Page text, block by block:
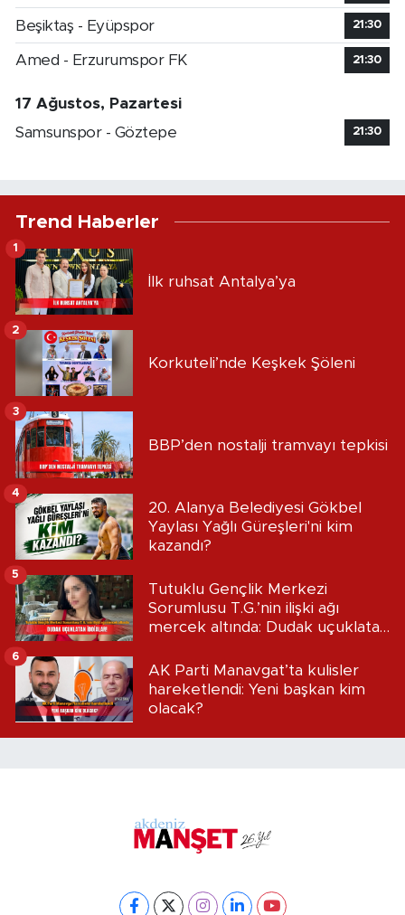
Beşiktaş - Eyüpspor 21:30
Amed - Erzurumspor FK 21:30
17 Ağustos, Pazartesi
Samsunspor - Göztepe
21:30
Trend Haberler
İlk ruhsat Antalya’ya
1
Korkuteli’nde Keşkek Şöleni
2
BBP’den nostalji tramvayı tepkisi
3
20. Alanya Belediyesi Gökbel
Yaylası Yağlı Güreşleri'ni kim
kazandı?
4
Tutuklu Gençlik Merkezi
Sorumlusu T.G.’nin ilişki ağı
mercek altında: Dudak uçuklatan
5
AK Parti Manavgat’ta kulisler
hareketlendi: Yeni başkan kim
olacak?
6